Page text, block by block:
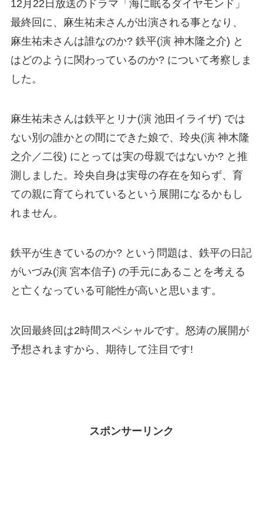
12月22日放送のドラマ「海に眠るダイヤモンド」
最終回に、麻生祐未さんが出演される事となり、
麻生祐未さんは誰なのか? 鉄平(演 神木隆之介) と
はどのように関わっているのか? について考察しま
した。
麻生祐未さんは鉄平とリナ(演 池田イライザ) では
ない別の誰かとの間にできた娘で、玲央(演 神木隆
之介／二役) にとっては実の母親ではないか? と推
測しました。玲央自身は実母の存在を知らず、育
ての親に育てられているという展開になるかもし
れません。
鉄平が生きているのか? という問題は、鉄平の日記
がいづみ(演 宮本信子) の手元にあることを考える
と亡くなっている可能性が高いと思います。
次回最終回は2時間スペシャルです。怒涛の展開が
予想されますから、期待して注目です!
スポンサーリンク